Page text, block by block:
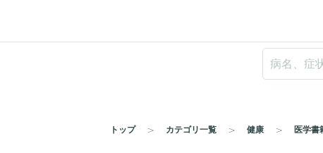
トップ カテゴリ一覧 健康 医学書